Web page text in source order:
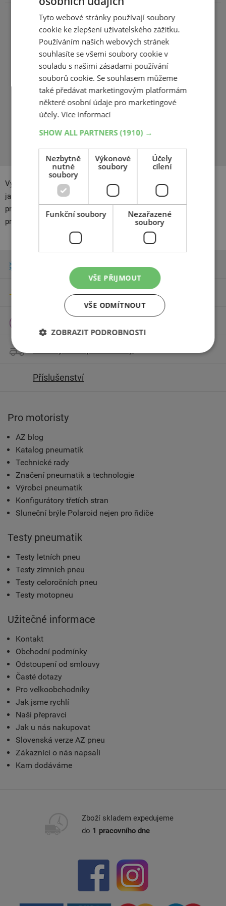
Průměr
15
Rozteč
5x110
Barva
Vybrali jste si alu disky RIAL. Díky nim bude vaše auto vypadat
jako z partesu. Navíc vám nabízíme kompletaci disků a
pneumatik v našem
pneuservisu
pro
Letní pneumatiky
Příslušenství
Pro motoristy
AZ blog
Katalog pneumatik
Technické rady
Značení pneumatik a technologie
Výrobci pneumatik
Konfigurátory třetích stran
Sluneční brýle Polaroid nejen pro řidiče
Testy pneumatik
Testy letních pneu
Testy zimních pneu
Testy celoročních pneu
Testy motopneu
Užitečné informace
Kontakt
Obchodní podmínky
Odstoupení od smlouvy
Časté dotazy
Pro velkoobchodníky
Jak jsme rychlí
Naši přepravci
Jak u nás nakupovat
Slovenská verze AZ pneu
Zákazníci o nás napsali
Kam dodáváme
Zboží skladem expedujeme
do 1 pracovního dne
Tyto webové stránky používají soubory
cookie ke zlepšení uživatelského zážitku.
Používáním našich webových stránek
souhlasíte se všemi soubory cookie v
souladu s našimi zásadami používání
souborů cookie. Se souhlasem můžeme
také předávat marketingovým platformám
některé osobní údaje pro marketingové
účely.Více informací
SHOW ALL PARTNERS(1910) →
Nezbytně
nutné
soubory
Výkonové
soubory
Účely
cílení
Funkční soubory
Nezařazené
soubory
VŠE PŘIJMOUT
VŠE ODMÍTNOUT
ZOBRAZIT PODROBNOSTI